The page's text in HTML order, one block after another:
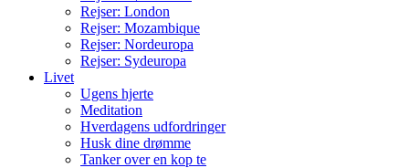
Rejser: London
Rejser: Mozambique
Rejser: Nordeuropa
Rejser: Sydeuropa
Livet
Ugens hjerte
Meditation
Hverdagens udfordringer
Husk dine drømme
Tanker over en kop te